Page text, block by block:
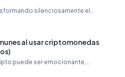
silenciosamente el
al usar criptomonedas
puede ser emocionante,